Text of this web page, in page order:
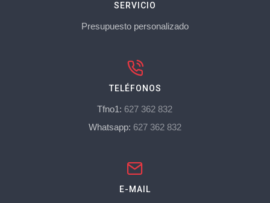
SERVICIO
Presupuesto personalizado
TELÉFONOS
Tfno1: 627 362 832
Whatsapp: 627 362 832
E-MAIL